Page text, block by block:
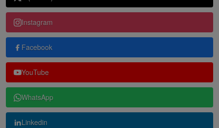
Instagram
Facebook
YouTube
WhatsApp
Linkedin